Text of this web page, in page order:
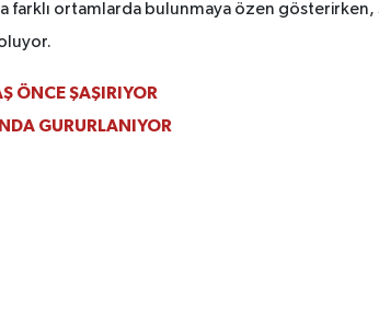
farklı ortamlarda bulunmaya özen gösterirken,
ÖNCE ŞAŞIRIYOR
GURURLANIYOR